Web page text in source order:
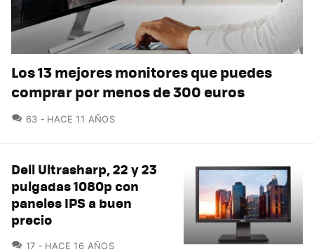
Los 13 mejores monitores que puedes
comprar por menos de 300 euros
63 COMENTARIOS
HACE 11 AÑOS
Dell Ultrasharp, 22 y 23
pulgadas 1080p con
paneles IPS a buen
precio
17 COMENTARIOS
HACE 16 AÑOS